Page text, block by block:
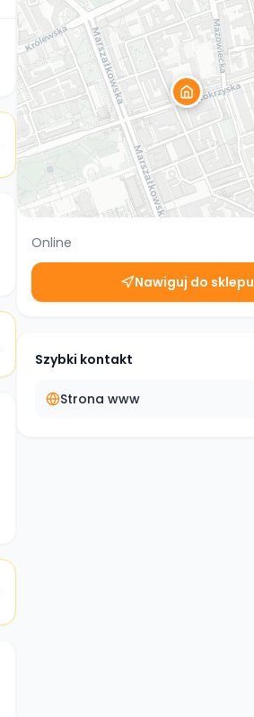
Online
Nawiguj do sklepu
Szybki kontakt
Strona www